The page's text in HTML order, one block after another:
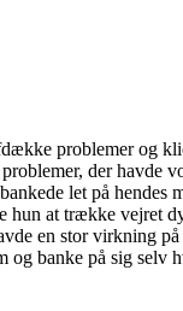
problemer og
der havde
let på hendes
hun at trække vejret
en stor virkning
og banke på sig selv